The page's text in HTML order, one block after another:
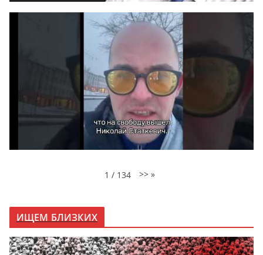
1 / 134 >> »
ИЩЕМ БЛИЗКИХ